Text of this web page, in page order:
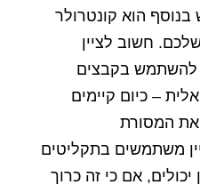
הוא קונטרולר
חשוב לציין
להשתמש בקבצים
– כיום קיימים
את המסורת
משתמשים בתקליטים
אם כי זה כרוך